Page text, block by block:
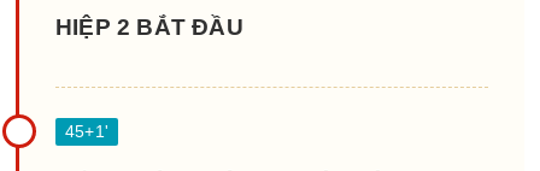
HIỆP 2 BẮT ĐẦU